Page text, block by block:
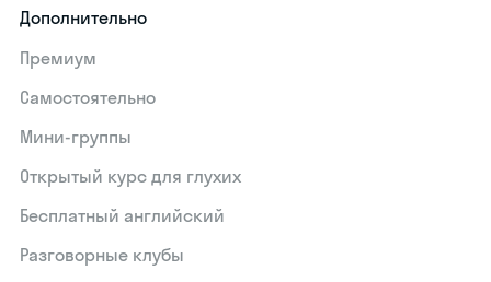
Дополнительно
Премиум
Самостоятельно
Мини-группы
Открытый курс для глухих
Бесплатный английский
Разговорные клубы